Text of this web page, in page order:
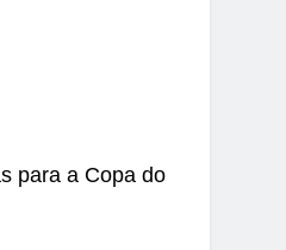
para a Copa do